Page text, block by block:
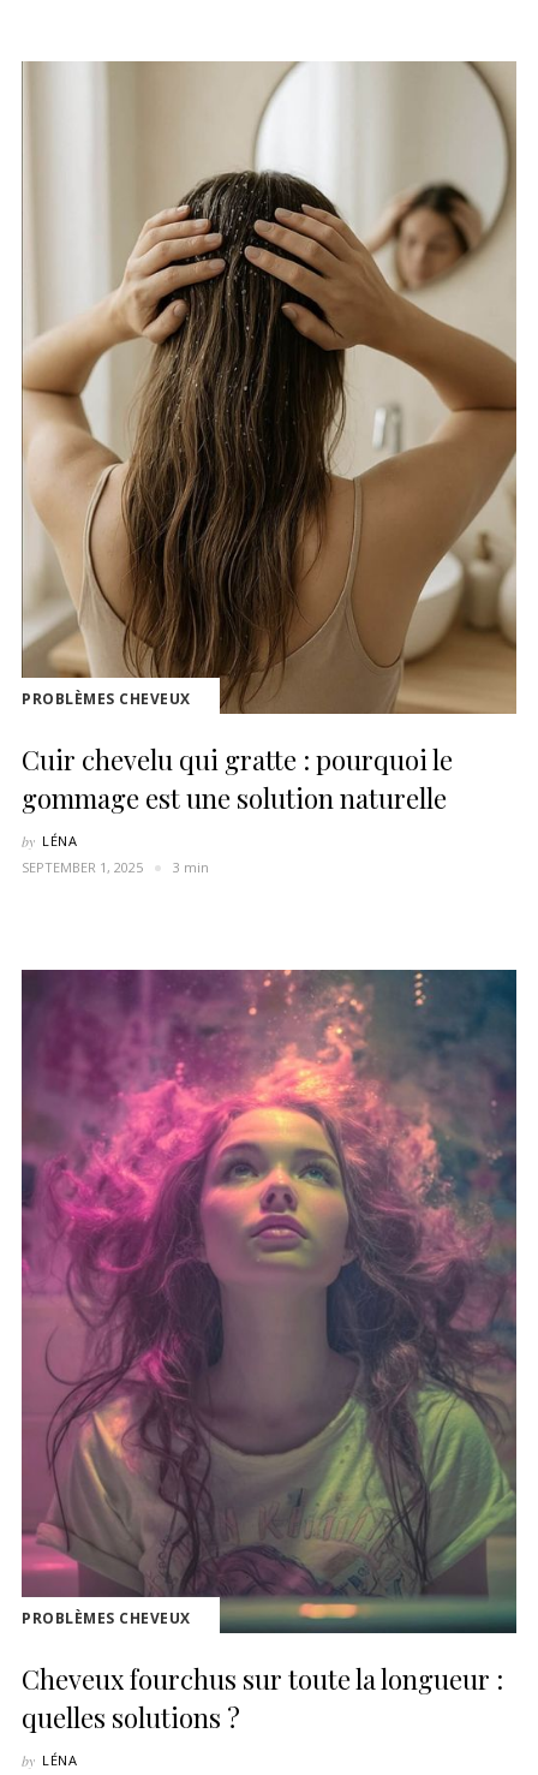
PROBLÈMES CHEVEUX
Cuir chevelu qui gratte : pourquoi le
gommage est une solution naturelle
by LÉNA
SEPTEMBER 1, 2025
3 min
PROBLÈMES CHEVEUX
Cheveux fourchus sur toute la longueur :
quelles solutions ?
by LÉNA